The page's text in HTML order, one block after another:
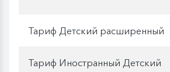
Тариф Детский расширенный
Тариф Иностранный Детский